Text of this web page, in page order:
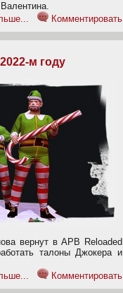
Комментировать
м году
вернут в APB Reloaded
талоны Джокера и
Комментировать